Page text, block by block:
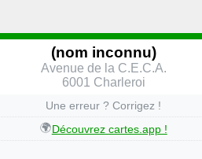
(nom inconnu)
Avenue de la C.E.C.A.
6001 Charleroi
Une erreur ? Corrigez !
🌍Découvrez cartes.app !